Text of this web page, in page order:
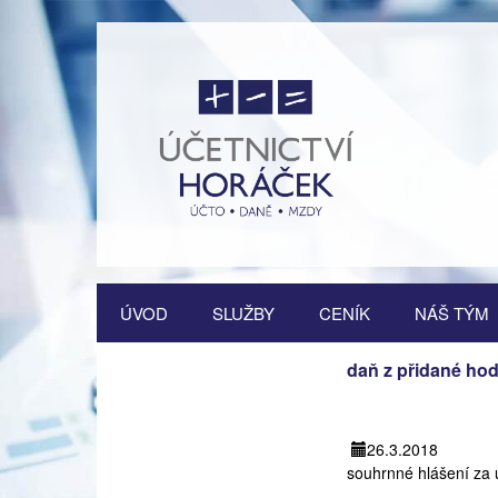
obsahu
ÚVOD SLUŽBY
Vedení mzdové agendy
CENÍK NÁŠ TÝM
daň z přidané
26.3.2018
souhrnné hlášení za